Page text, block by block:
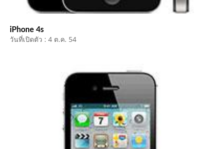
iPhone 4s
วันที่เปิดตัว : 4 ต.ค. 54